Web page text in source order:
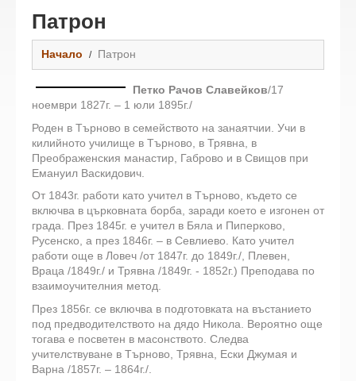
Патрон
Начало Патрон
Петко Рачов Славейков/17
ноември 1827г. – 1 юли 1895г./
Роден в Търново в семейството на занаятчии. Учи в
килийното училище в Търново, в Трявна, в
Преображенския манастир, Габрово и в Свищов при
Емануил Васкидович.
От 1843г. работи като учител в Търново, където се
включва в църковната борба, заради което е изгонен от
града. През 1845г. е учител в Бяла и Пиперково,
Русенско, а през 1846г. – в Севлиево. Като учител
работи още в Ловеч /от 1847г. до 1849г./, Плевен,
Враца /1849г./ и Трявна /1849г. - 1852г.) Преподава по
взаимоучителния метод.
През 1856г. се включва в подготовката на въстанието
под предводителството на дядо Никола. Вероятно още
тогава е посветен в масонството. Следва
учителствуване в Търново, Трявна, Ески Джумая и
Варна /1857г. – 1864г./.